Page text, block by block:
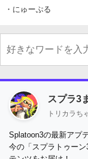
・にゅーぷる
スプラ3
トリカラち
Splatoon3の最新アプ
今の「スプラトゥー